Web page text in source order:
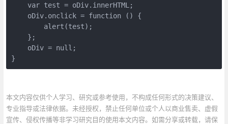
    var test = oDiv.innerHTML;
    oDiv.onclick = function () {
        alert(test);
    };
    oDiv = null;
}
本文内容仅供个人学习、研究或参考使用，不构成任何形式的决策建议、
专业指导或法律依据。未经授权，禁止任何单位或个人以商业售卖、虚假
宣传、侵权传播等非学习研究目的使用本文内容。如需分享或转载，请保